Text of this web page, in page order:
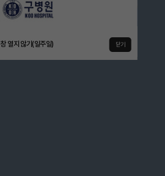
창 열지 않기(일주일)
창 열지 않기(일주일)
창 열지 않기(일주일)